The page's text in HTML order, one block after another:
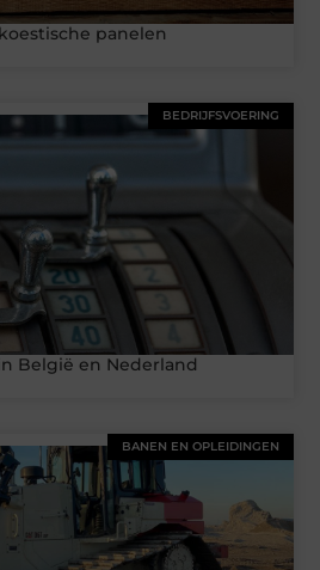
panelen
BEDRIJFSVOERING
België en Nederland
BANEN EN OPLEIDINGEN